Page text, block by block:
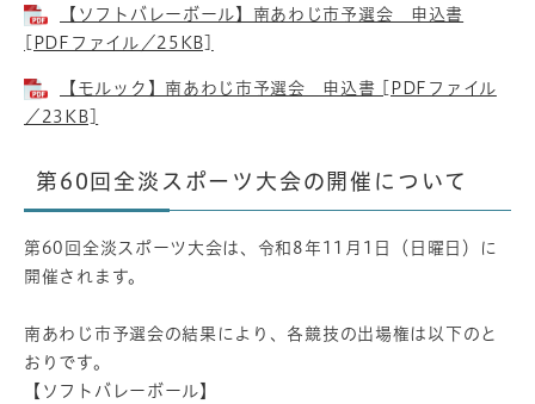
【ソフトバレーボール】南あわじ市予選会 申込書
[PDFファイル／25KB]
【モルック】南あわじ市予選会 申込書 [PDFファイル
／23KB]
第60回全淡スポーツ大会の開催について
第60回全淡スポーツ大会は、令和8年11月1日（日曜日）に
開催されます。
南あわじ市予選会の結果により、各競技の出場権は以下のと
おりです。
【ソフトバレーボール】